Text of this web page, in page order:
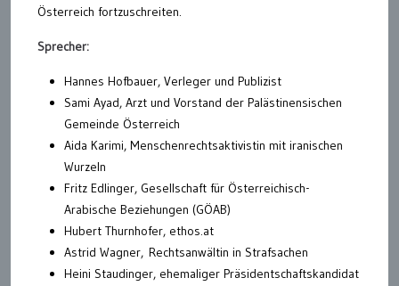
Österreich fortzuschreiten.
Sprecher:
Hannes Hofbauer, Verleger und Publizist
Sami Ayad, Arzt und Vorstand der Palästinensischen
Gemeinde Österreich
Aida Karimi, Menschenrechtsaktivistin mit iranischen
Wurzeln
Fritz Edlinger, Gesellschaft für Österreichisch-
Arabische Beziehungen (GÖAB)
Hubert Thurnhofer, ethos.at
Astrid Wagner, Rechtsanwältin in Strafsachen
Heini Staudinger, ehemaliger Präsidentschaftskandidat